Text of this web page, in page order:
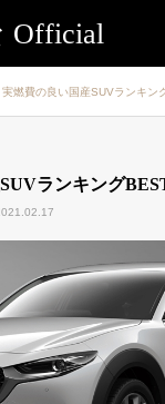
Official
実燃費の良い国産SUVランキン
ランキング